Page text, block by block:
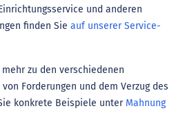
und anderen
finden Sie auf unserer Service-
mehr zu den verschiedenen
Forderungen und dem Verzug des
konkrete Beispiele unter Mahnung